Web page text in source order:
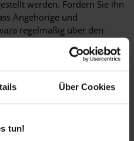
Über Cookies
tun!
werden. Fordern Sie ihn
Angehörige und
regelmäßig über den
werden.
oder auf Deutsch an: Colonel
SÜDAFRIKA Fax: 00 27 – 11
/ Sehr geehrter Herr Shilane)